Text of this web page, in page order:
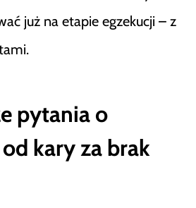
już na etapie egzekucji – z
pytania o
kary za brak